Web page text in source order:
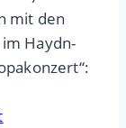
mit den
Haydn-